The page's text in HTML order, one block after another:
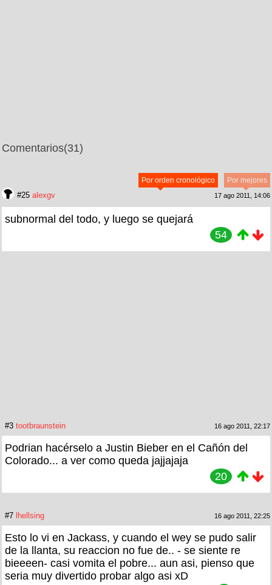
Comentarios(31)
Por mejores
Por orden cronológico
#25 alexgv 17 ago 2011, 14:06
subnormal del todo, y luego se quejará
54
#3 tootbraunstein 16 ago 2011, 22:17
Podrian hacérselo a Justin Bieber en el Cañón del
Colorado... a ver como queda jajjajaja
20
#7 lhellsing 16 ago 2011, 22:25
Esto lo vi en Jackass, y cuando el wey se pudo salir
de la llanta, su reaccion no fue de.. - se siente re
bieeeen- casi vomita el pobre... aun asi, pienso que
seria muy divertido probar algo asi xD